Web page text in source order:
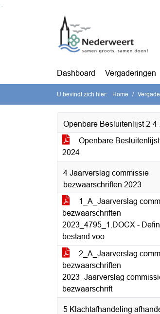
Dashboard Vergaderingen
U bevindt zich hier: Home
Openbare Besluitenlijst 2-
Openbare
2024
4 Jaarverslag commissie
bezwaarschriften 2023
1_A_Jaarverslag
bezwaarschriften
2023_4795_1.DOCX -
bestand voo
2_A_Jaarverslag
bezwaarschriften
2023_Jaarverslag
bezwaarschrift
5 Klachtafhandeling